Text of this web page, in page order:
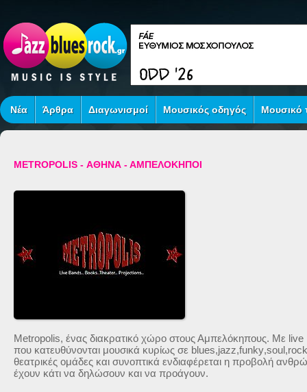
Νέα Άρθρα Διαγωνισμοί Μουσικός οδηγός Μουσικό
METROPOLIS - ΑΘΗΝΑ - ΑΜΠΕΛΟΚΗΠΟΙ
Metropolis, ένας διακρατικό χώρο στους Αμπελόκηπους. Με live
που κατευθύνονται μουσικά κυρίως σε blues,jazz,funky,soul,rock
θεατρικές ομάδες και συνοπτικά ενδιαφέρεται η προβολή
έχουν κάτι να δηλώσουν και να προάγουν.